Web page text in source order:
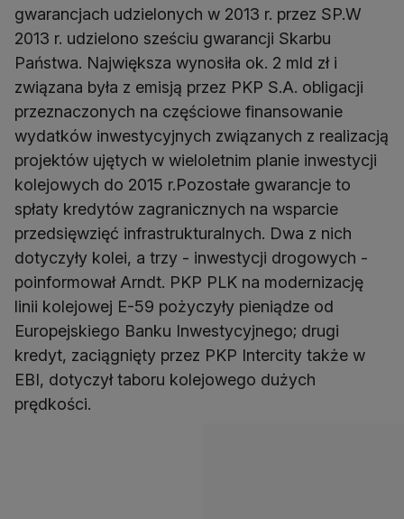
gwarancjach udzielonych w 2013 r. przez SP.W
2013 r. udzielono sześciu gwarancji Skarbu
Państwa. Największa wynosiła ok. 2 mld zł i
związana była z emisją przez PKP S.A. obligacji
przeznaczonych na częściowe finansowanie
wydatków inwestycyjnych związanych z realizacją
projektów ujętych w wieloletnim planie inwestycji
kolejowych do 2015 r.Pozostałe gwarancje to
spłaty kredytów zagranicznych na wsparcie
przedsięwzięć infrastrukturalnych. Dwa z nich
dotyczyły kolei, a trzy - inwestycji drogowych -
poinformował Arndt. PKP PLK na modernizację
linii kolejowej E-59 pożyczyły pieniądze od
Europejskiego Banku Inwestycyjnego; drugi
kredyt, zaciągnięty przez PKP Intercity także w
EBI, dotyczył taboru kolejowego dużych
prędkości.